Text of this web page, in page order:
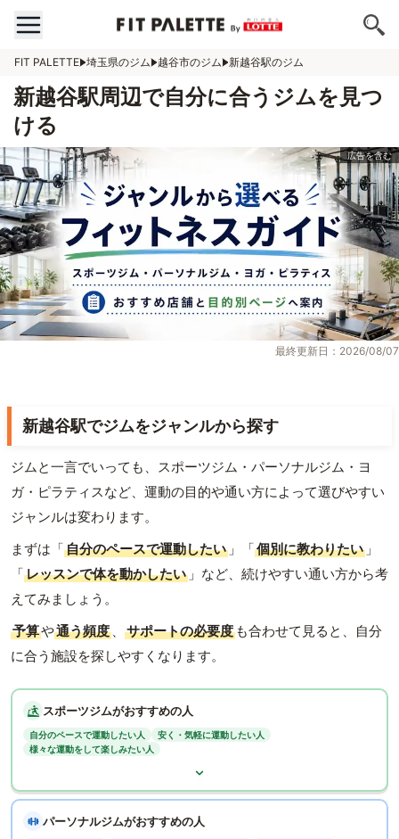
FIT PALETTE 埼玉県のジム 越谷市のジム 新越谷駅のジム
新越谷駅周辺で自分に合うジムを見つ
ける
最終更新日：2026/08/07
新越谷駅でジムをジャンルから探す
ジムと一言でいっても、スポーツジム・パーソナルジム・ヨ
ガ・ピラティスなど、運動の目的や通い方によって選びやすい
ジャンルは変わります。
まずは「自分のペースで運動したい 」「個別に教わりたい 」
「レッスンで体を動かしたい 」など、続けやすい通い方から考
えてみましょう。
予算や通う頻度 、 サポートの必要度 も合わせて見ると、自分
に合う施設を探しやすくなります。
スポーツジムがおすすめの人
自分のペースで運動したい人
安く・気軽に運動したい人
様々な運動をして楽しみたい人
パーソナルジムがおすすめの人